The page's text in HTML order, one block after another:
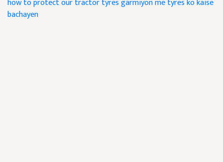
how to protect our tractor tyresgarmiyon me tyres ko kaise
bachayen